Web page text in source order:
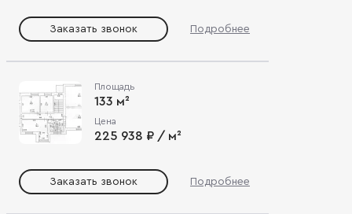
Заказать звонок Подробнее
Площадь
133 м²
Цена
225 938 ₽ / м²
Заказать звонок Подробнее